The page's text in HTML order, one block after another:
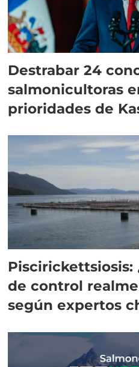
Destrabar 24
salmonicultoras
prioridades de
Piscirickettsiosis:
de control
según expertos